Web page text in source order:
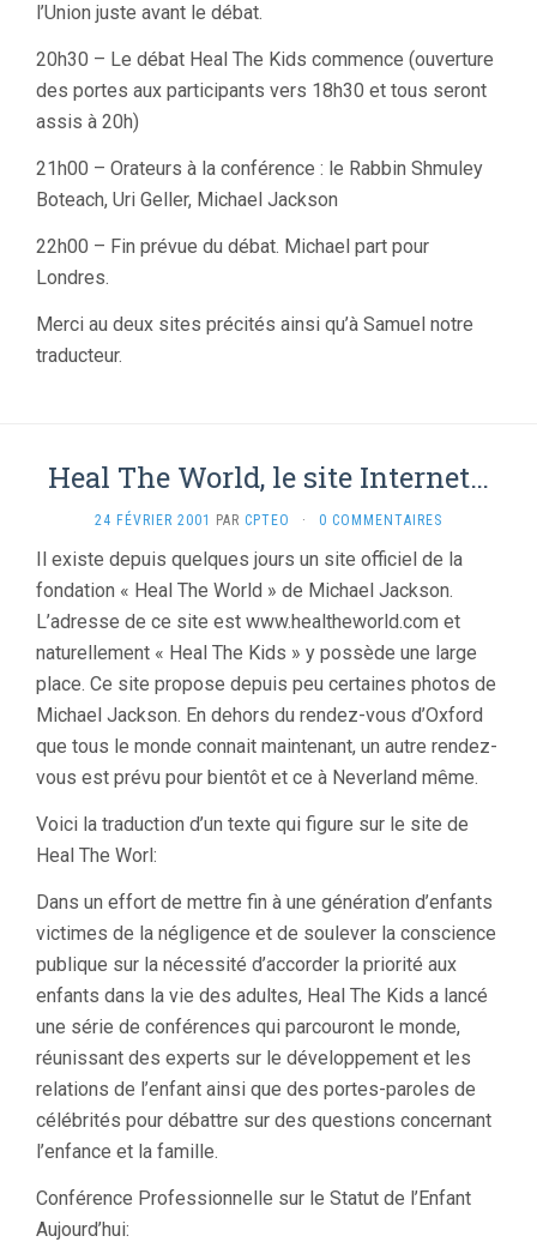
l’Union juste avant le débat.
20h30 – Le débat Heal The Kids commence (ouverture
des portes aux participants vers 18h30 et tous seront
assis à 20h)
21h00 – Orateurs à la conférence : le Rabbin Shmuley
Boteach, Uri Geller, Michael Jackson
22h00 – Fin prévue du débat. Michael part pour
Londres.
Merci au deux sites précités ainsi qu’à Samuel notre
traducteur.
Heal The World, le site Internet…
24 FÉVRIER 2001 PAR CPTEO · 0 COMMENTAIRES
Il existe depuis quelques jours un site officiel de la
fondation « Heal The World » de Michael Jackson.
L’adresse de ce site est www.healtheworld.com et
naturellement « Heal The Kids » y possède une large
place. Ce site propose depuis peu certaines photos de
Michael Jackson. En dehors du rendez-vous d’Oxford
que tous le monde connait maintenant, un autre rendez-
vous est prévu pour bientôt et ce à Neverland même.
Voici la traduction d’un texte qui figure sur le site de
Heal The Worl:
Dans un effort de mettre fin à une génération d’enfants
victimes de la négligence et de soulever la conscience
publique sur la nécessité d’accorder la priorité aux
enfants dans la vie des adultes, Heal The Kids a lancé
une série de conférences qui parcouront le monde,
réunissant des experts sur le développement et les
relations de l’enfant ainsi que des portes-paroles de
célébrités pour débattre sur des questions concernant
l’enfance et la famille.
Conférence Professionnelle sur le Statut de l’Enfant
Aujourd’hui: